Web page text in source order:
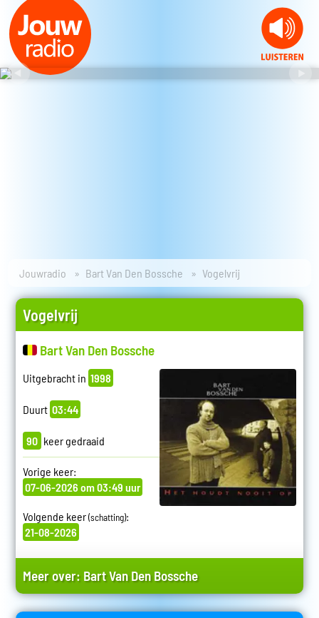
Jouwradio Bart Van Den Bossche Vogelvrij
Vogelvrij
Bart Van Den Bossche
Uitgebracht in 1998
Duurt 03:44
90 keer gedraaid
Vorige keer:
07-06-2026 om 03:49 uur
Volgende keer(schatting):
21-08-2026
Meer over: Bart Van Den Bossche